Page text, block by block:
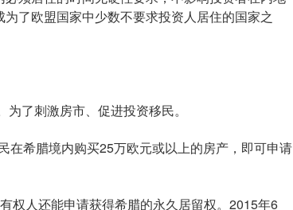
了欧盟国家中少数不要求投资人居住的国家之
了刺激房市、促进投资移民。
希腊境内购买25万欧元或以上的房产，即可申请
人还能申请获得希腊的永久居留权。2015年6